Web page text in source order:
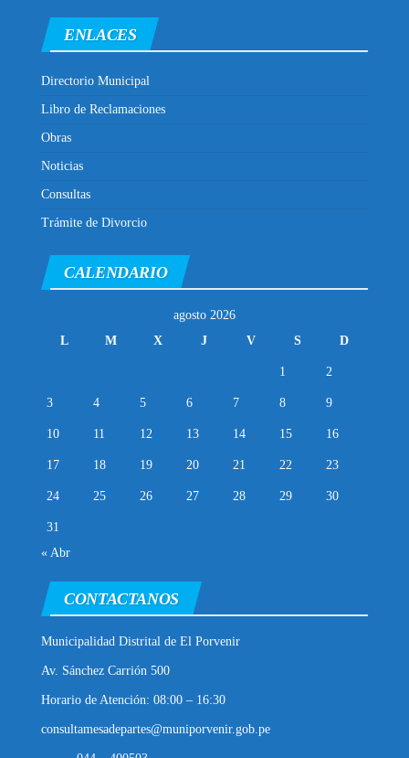
ENLACES
Directorio Municipal
Libro de Reclamaciones
Obras
Noticias
Consultas
Trámite de Divorcio
CALENDARIO
agosto 2026
L
M X J V S D
1 2
3 4 5 6 7 8 9
10 11 12 13 14 15 16
17 18 19 20 21 22 23
24 25 26 27 28 29 30
31
« Abr
CONTACTANOS
Municipalidad Distrital de El Porvenir
Av. Sánchez Carrión 500
Horario de Atención: 08:00 – 16:30
consultamesadepartes@muniporvenir.gob.pe